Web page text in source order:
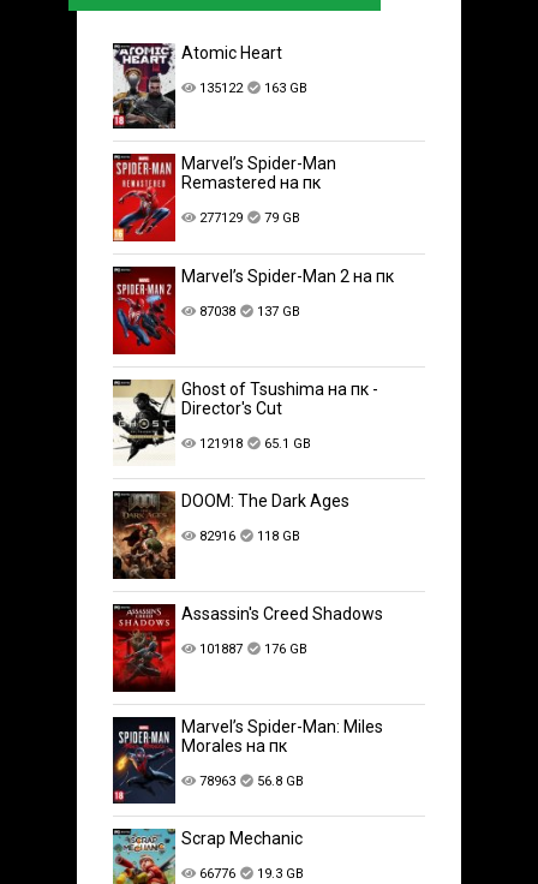
Atomic Heart
135122 163 GB
Marvel’s Spider-Man
Remastered на пк
277129 79 GB
Marvel’s Spider-Man 2 на пк
87038 137 GB
Ghost of Tsushima на пк -
Director's Cut
121918 65.1 GB
DOOM: The Dark Ages
82916 118 GB
Assassin's Creed Shadows
101887 176 GB
Marvel’s Spider-Man: Miles
Morales на пк
78963 56.8 GB
Scrap Mechanic
66776 19.3 GB